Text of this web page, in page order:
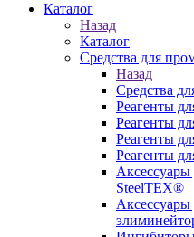
Каталог
Назад
Каталог
Средства для
Назад
Средства
Реагенты
Реагенты
Реагенты
Реагенты
Аксессуары
SteelTEX®
Аксессуары